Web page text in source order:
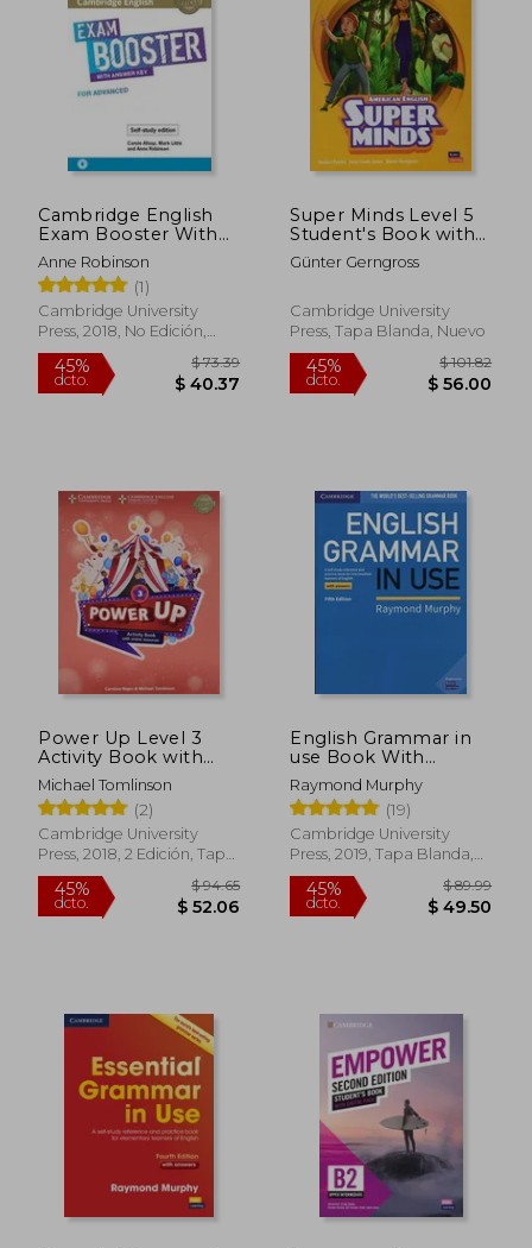
45%
dcto.
45%
dcto.
45%
dcto. $ 22.26
Cambridge English
Exam Booster With
Answer key for
Advanced - Self-Study
Edition:
Photocopiable Exam
Resources for
English Exam
Boosters) (en Inglés)
Anne Robinson
(1)
Cambridge University
Press, 2018, No Edición,
Tapa Blanda, Nuevo
Super Minds Level 5
Student's Book with
eBook American
English (en Inglés)
Günter Gerngross
Cambridge University
Press, Tapa Blanda, Nuevo
Power Up Level 3
Activity Book with
Online Resources and
Home Booklet (en
Inglés)
Michael Tomlinson
(2)
Cambridge University
Press, 2018, 2 Edición, Tapa
Blanda, Nuevo
English Grammar in
use Book With
Answers: A Self-Study
Reference and
Practice Book for
Intermediate
Learners of English
Raymond Murphy
(19)
Cambridge University
Press, 2019, Tapa Blanda,
Nuevo